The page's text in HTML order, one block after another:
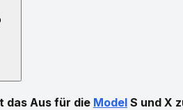
das Aus für die Model S und X